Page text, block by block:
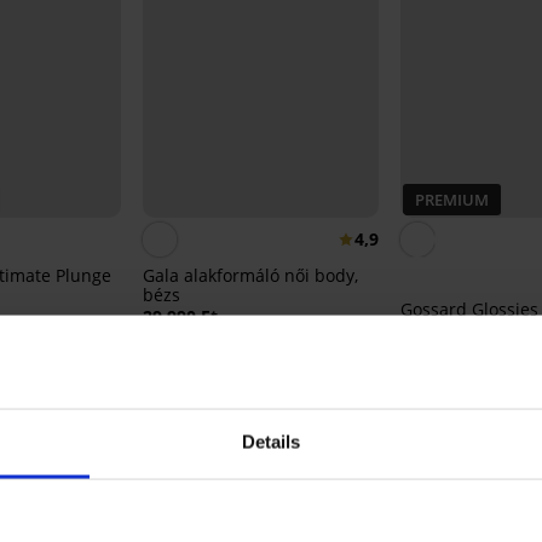
Details
Plunge
4,9
Gala alakformáló női body,
bézs
29 990 Ft
PREMIUM
Gossard
Ugyanebből a kollekcióból